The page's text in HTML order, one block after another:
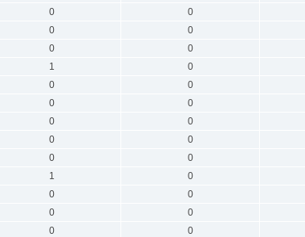
0 0
0 0
0 0
1 0
0 0
0 0
0 0
0 0
0 0
1 0
0 0
0 0
0 0